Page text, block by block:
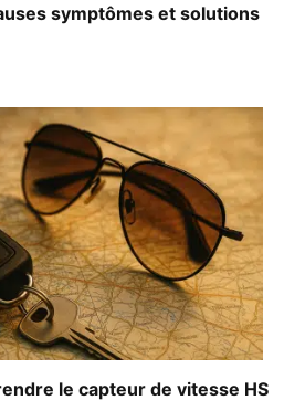
symptômes et solutions
le capteur de vitesse HS